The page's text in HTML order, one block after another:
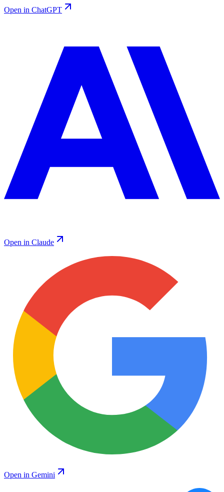
Open in ChatGPT
Open in Claude
Open in Gemini